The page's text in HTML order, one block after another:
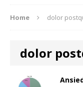
Home dolor
dolor